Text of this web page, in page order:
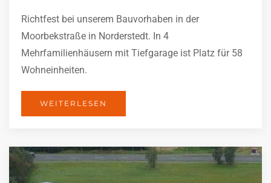
Richtfest bei unserem Bauvorhaben in der
Moorbekstraße in Norderstedt. In 4
Mehrfamilienhäusern mit Tiefgarage ist Platz für 58
Wohneinheiten.
WEITERLESEN